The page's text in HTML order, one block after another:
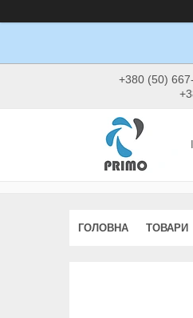
+380 (50)
ГОЛОВНА ТОВАРИ